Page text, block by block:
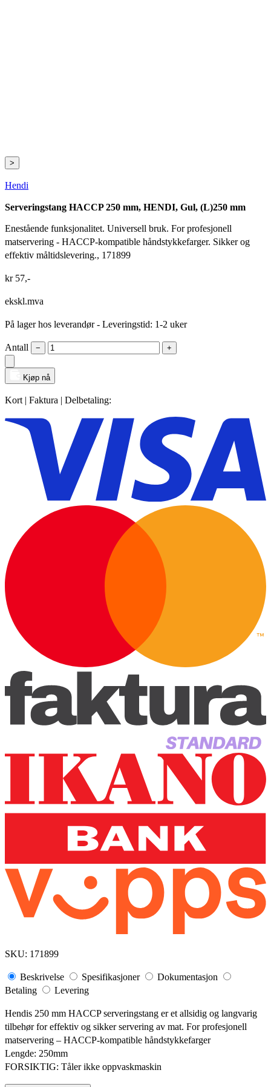
>
Hendi
Serveringstang HACCP 250 mm, HENDI, Gul, (L)250 mm
Enestående funksjonalitet. Universell bruk. For profesjonell
matservering - HACCP-kompatible håndstykkefarger. Sikker og
effektiv måltidslevering., 171899
kr57,-
ekskl.mva
På lager hos leverandør- Leveringstid: 1-2 uker
Antall − +
Kjøp nå
Kort | Faktura | Delbetaling:
SKU: 171899
Beskrivelse Spesifikasjoner
Dokumentasjon
Betaling
Levering
Hendis 250 mm HACCP serveringstang er et allsidig og langvarig
tilbehør for effektiv og sikker servering av mat. For profesjonell
matservering – HACCP-kompatible håndstykkefarger
Lengde: 250mm
FORSIKTIG: Tåler ikke oppvaskmaskin